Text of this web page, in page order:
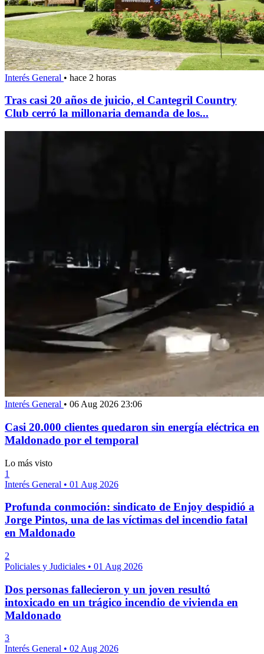
Interés General • hace 2 horas
Tras casi 20 años de juicio, el Cantegril Country
Club cerró la millonaria demanda de los...
Interés General • 06 Aug 2026 23:06
Casi 20.000 clientes quedaron sin energía eléctrica en
Maldonado por el temporal
Lo más visto
1
Interés General • 01 Aug 2026
Profunda conmoción: sindicato de Enjoy despidió a
Jorge Pintos, una de las víctimas del incendio fatal
en Maldonado
2
Policiales y Judiciales • 01 Aug 2026
Dos personas fallecieron y un joven resultó
intoxicado en un trágico incendio de vivienda en
Maldonado
3
Interés General • 02 Aug 2026